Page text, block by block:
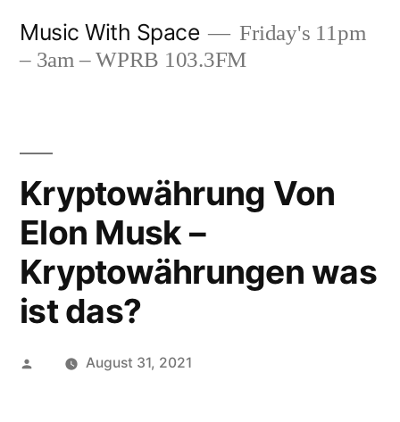
Music With Space
Friday's 11pm
– 3am – WPRB 103.3FM
Kryptowährung Von
Elon Musk –
Kryptowährungen was
ist das?
Posted August 31, 2021